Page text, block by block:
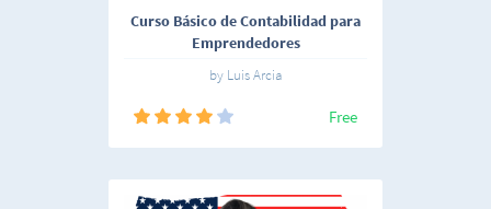
Curso Básico de Contabilidad para
Emprendedores
by Luis Arcia
Free